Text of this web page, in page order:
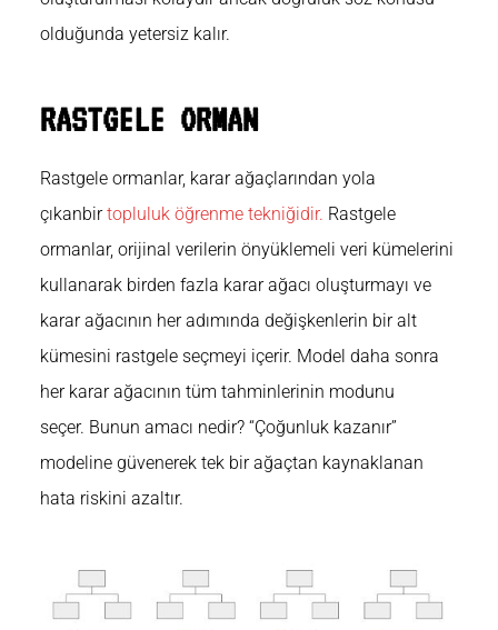
olduğunda yetersiz kalır.
RASTGELE ORMAN
Rastgele ormanlar, karar ağaçlarından yola
çıkanbirtopluluk öğrenme tekniğidir. Rastgele
ormanlar, orijinal verilerin önyüklemeli veri kümelerini
kullanarak birden fazla karar ağacı oluşturmayı ve
karar ağacının her adımında değişkenlerin bir alt
kümesini rastgele seçmeyi içerir. Model daha sonra
her karar ağacının tüm tahminlerinin modunu
seçer. Bunun amacı nedir? “Çoğunluk kazanır”
modeline güvenerek tek bir ağaçtan kaynaklanan
hata riskini azaltır.